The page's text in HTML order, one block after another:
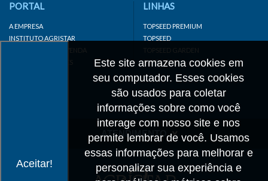
Aceitar!
Este site armazena cookies em
seu computador. Esses cookies
são usados para coletar
informações sobre como você
interage com nosso site e nos
permite lembrar de você. Usamos
essas informações para melhorar e
personalizar sua experiência e
PORTAL
A EMPRESA
INSTITUTO AGRISTAR
DISTRIBUIDOR/REVENDA
LINKS IMPORTANTES
LINHAS
TOPSEED PREMIUM
TOPSEED
TOPSEED GARDEN
SUPERSEED
ATENDIMENTO